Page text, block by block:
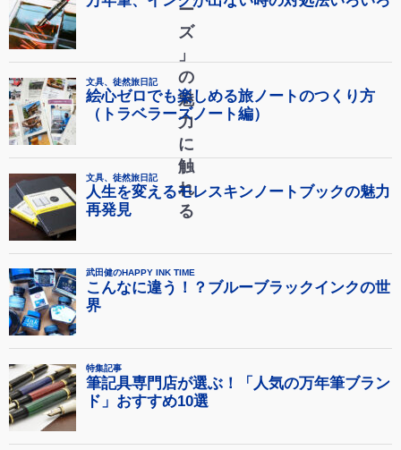
ー
ズ
」
の
魅
力
に
触
れ
る